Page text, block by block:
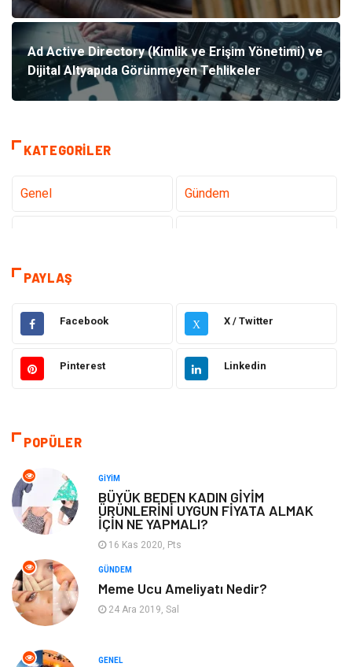
Ad Active Directory (Kimlik ve Erişim Yönetimi) ve
Dijital Altyapıda Görünmeyen Tehlikeler
KATEGORILER
Genel Gündem
Sağlık
Elektrik Elektronik Gıda
Giyim Ulaşım ve Taşımacılık
Alışveriş
Otomotiv
Eğitim Kurumları Yapı İnşaat
Güzellik Mobilya
PAYLAŞ
Facebook X X / Twitter
Pinterest Linkedin
POPÜLER
GIYIM
BÜYÜK BEDEN KADIN GİYİM
ÜRÜNLERİNİ UYGUN FİYATA ALMAK
İÇİN NE YAPMALI?
16 Kas 2020, Pts
GÜNDEM
Meme Ucu Ameliyatı Nedir?
24 Ara 2019, Sal
GENEL